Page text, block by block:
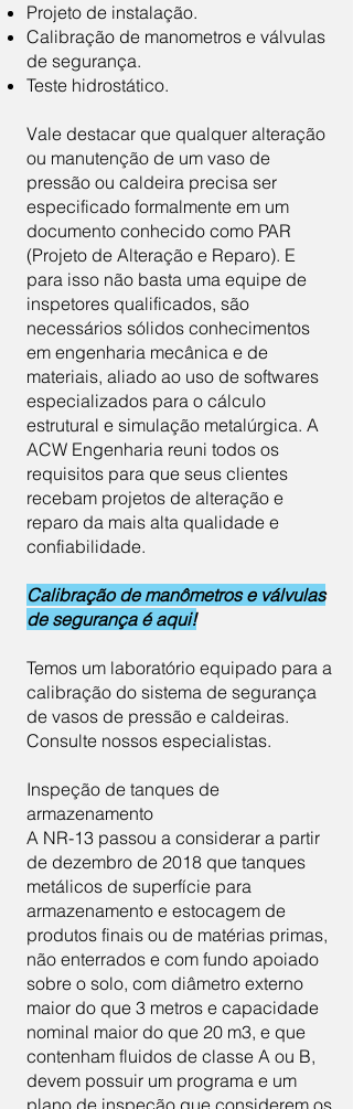
Projeto de instalação.
Calibração de manometros e válvulas
de segurança.
Teste hidrostático.
Vale destacar que qualquer alteração
ou manutenção de um vaso de
pressão ou caldeira precisa ser
especificado formalmente em um
documento conhecido como PAR
(Projeto de Alteração e Reparo). E
para isso não basta uma equipe de
inspetores qualificados, são
necessários sólidos conhecimentos
em engenharia mecânica e de
materiais, aliado ao uso de softwares
especializados para o cálculo
estrutural e simulação metalúrgica. A
ACW Engenharia reuni todos os
requisitos para que seus clientes
recebam projetos de alteração e
reparo da mais alta qualidade e
confiabilidade.
Calibração de manômetros e válvulas
de segurança é aqui!
Temos um laboratório equipado para a
calibração do sistema de segurança
de vasos de pressão e caldeiras.
Consulte nossos especialistas.
Inspeção de tanques de
armazenamento
A NR-13 passou a considerar a partir
de dezembro de 2018 que tanques
metálicos de superfície para
armazenamento e estocagem de
produtos finais ou de matérias primas,
não enterrados e com fundo apoiado
sobre o solo, com diâmetro externo
maior do que 3 metros e capacidade
nominal maior do que 20 m3, e que
contenham fluidos de classe A ou B,
devem possuir um programa e um
plano de inspeção que considerem os